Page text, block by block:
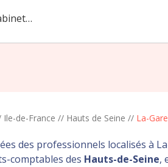
Ile-de-France // Hauts de Seine // La-
des professionnels localisés à
comptables des Hauts-de-Seine,